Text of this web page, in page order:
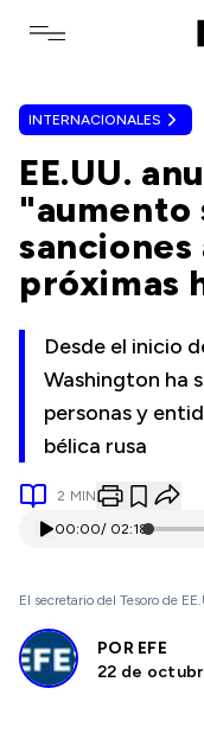
Toggle navigation
INTERNACIONALES
EE.UU.
"aumento
sanciones
próximas
Desde el inicio
Washington ha
personas y
bélica rusa
2 MIN
00:00/ 02:18
El secretario del Tesoro de
POR EFE
22 de